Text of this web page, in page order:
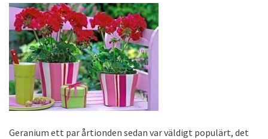
Geranium ett par årtionden sedan var väldigt populärt, det